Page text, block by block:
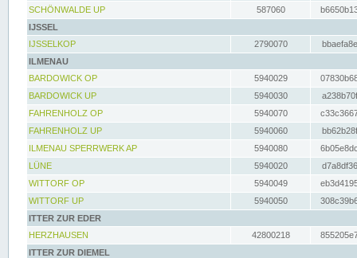
SCHÖNWALDE UP
587060
IJSSEL
IJSSELKOP
2790070
ILMENAU
BARDOWICK OP
5940029
BARDOWICK UP
5940030
FAHRENHOLZ OP
5940070
FAHRENHOLZ UP
5940060
ILMENAU SPERRWERK AP
5940080
LÜNE
5940020
WITTORF OP
5940049
WITTORF UP
5940050
ITTER ZUR EDER
HERZHAUSEN
42800218
ITTER ZUR DIEMEL